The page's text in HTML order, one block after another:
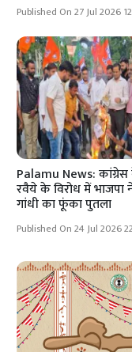
Published On 27 Jul 2026
Palamu News:
रवैये के विरोध में भाजपा
गांधी का फूंका पुतला
Published On 24 Jul 2026